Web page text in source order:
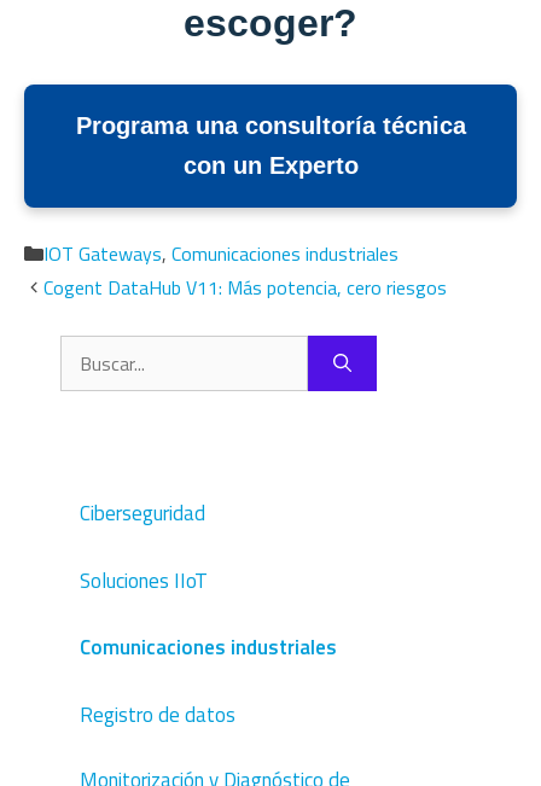
escoger?
Programa una consultoría técnica
con un Experto
Categorías
IOT Gateways, Comunicaciones industriales
Cogent DataHub V11: Más potencia, cero riesgos
Buscar:
Ciberseguridad
Soluciones IIoT
Comunicaciones industriales
Registro de datos